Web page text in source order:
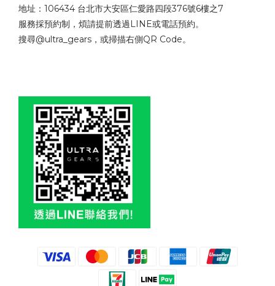
地址：106434 台北市大安區仁愛路四段376號6樓之7
服務採預約制，煩請提前透過LINE或電話預約。
搜尋@ultra_gears，或掃描右側QR Code。